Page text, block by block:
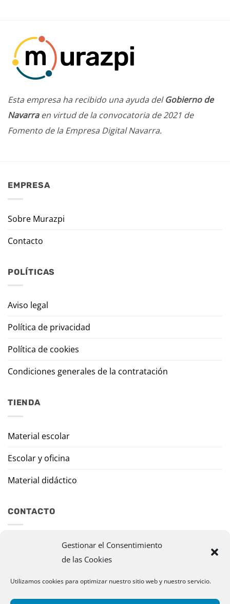
Gestionar el Consentimiento
de las Cookies
Utilizamos cookies para optimizar nuestro sitio web y nuestro servicio.
Esta empresa ha recibido una ayuda delGobierno de
Navarraen virtud de la convocatoria de 2021 de
Fomento de la Empresa Digital Navarra.
EMPRESA
Sobre Murazpi
Contacto
POLÍTICAS
Aviso legal
Política de privacidad
Política de cookies
Condiciones generales de la contratación
TIENDA
Material escolar
Escolar y oficina
Material didáctico
CONTACTO
Travesía Tomas de Burgui, 8 31013 Ansoáin (Navarra)
948 234 436 – 623 195 518